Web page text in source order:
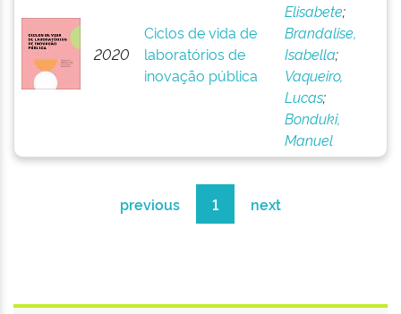
2020
Ciclos de vida de
laboratórios de
inovação pública
Elisabete;
Brandalise,
Isabella;
Vaqueiro,
Lucas;
Bonduki,
Manuel
previous 1 next